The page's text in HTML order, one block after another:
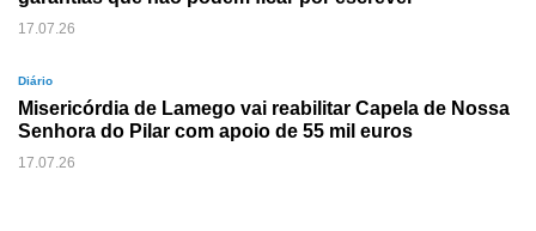
17.07.26
Diário
Misericórdia de Lamego vai reabilitar Capela de Nossa
Senhora do Pilar com apoio de 55 mil euros
17.07.26